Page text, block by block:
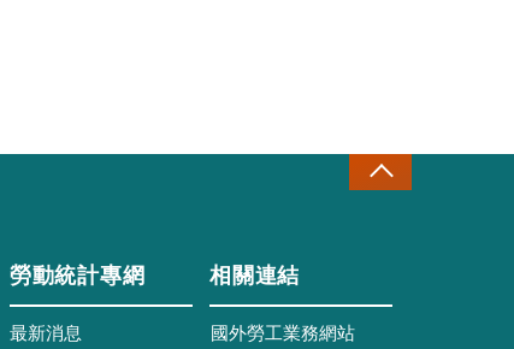
勞動統計專網
最新消息
相關連結
國外勞工業務網站